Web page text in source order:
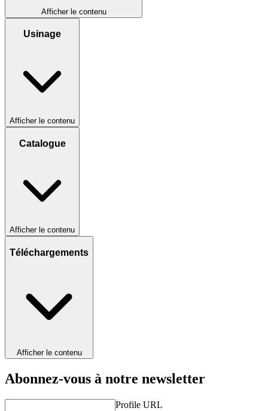
Afficher le contenu
Usinage
Afficher le contenu
Catalogue
Afficher le contenu
Téléchargements
Afficher le contenu
Abonnez-vous à notre newsletter
Profile URL